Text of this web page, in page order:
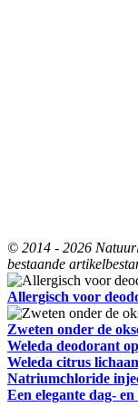
© 2014 - 2026
bestaande
Allergisch voor
Zweten onder de
Weleda deodorant
Weleda citrus
Natriumchloride
Een elegante dag-